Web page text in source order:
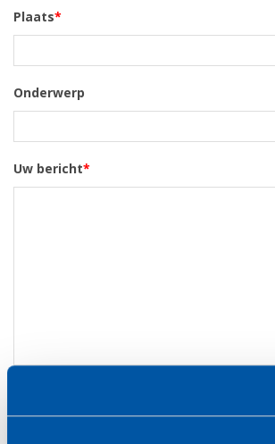
Plaats*
Onderwerp
Uw bericht*
Ik ga akkoord met de verwerking van mijn